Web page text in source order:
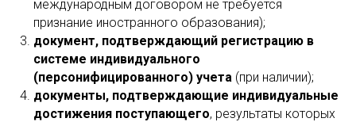
международным договором не требуется
признание иностранного образования);
документ, подтверждающий регистрацию в
системе индивидуального
(персонифицированного) учета (при наличии);
документы, подтверждающие индивидуальные
достижения поступающего, результаты которых